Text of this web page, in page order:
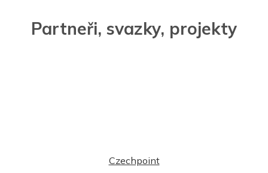
Partneři, svazky, projekty
Czechpoint